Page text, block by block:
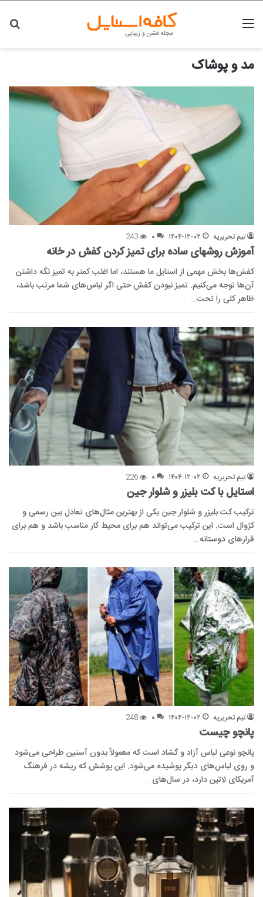
منو
مد و پوشاک
تیم تحریریه ۱۴۰۴-۱۲-۰۲ ۰ 243
آموزش روشهای ساده برای تمیز کردن کفش در خانه
کفش‌ها بخش مهمی از استایل ما هستند، اما اغلب کمتر به تمیز نگه داشتن
آن‌ها توجه می‌کنیم. تمیز نبودن کفش حتی اگر لباس‌های شما مرتب باشد،
ظاهر کلی را تحت…
تیم تحریریه ۱۴۰۴-۱۲-۰۲ ۰ 226
استایل با کت بلیزر و شلوار جین
ترکیب کت بلیزر و شلوار جین یکی از بهترین مثال‌های تعادل بین رسمی و
کژوال است. این ترکیب می‌تواند هم برای محیط کار مناسب باشد و هم برای
قرارهای دوستانه…
تیم تحریریه ۱۴۰۴-۱۲-۰۲ ۰ 248
پانچو چیست
پانچو نوعی لباس آزاد و گشاد است که معمولاً بدون آستین طراحی می‌شود
و روی لباس‌های دیگر پوشیده می‌شود. این پوشش که ریشه در فرهنگ
آمریکای لاتین دارد، در سال‌های…